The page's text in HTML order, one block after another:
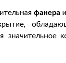
фанераи
значительное